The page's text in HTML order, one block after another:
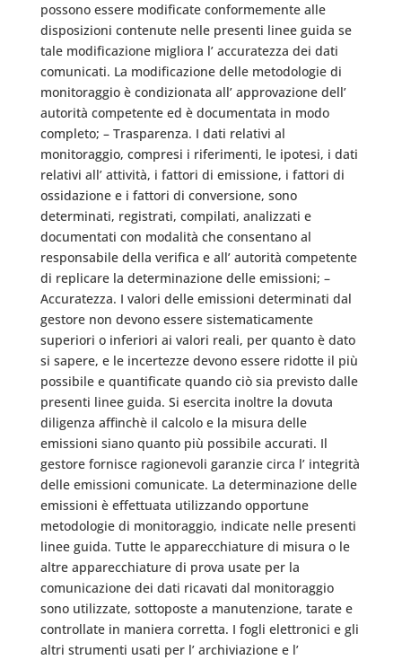
possono essere modificate conformemente alle
disposizioni contenute nelle presenti linee guida se
tale modificazione migliora l’ accuratezza dei dati
comunicati. La modificazione delle metodologie di
monitoraggio è condizionata all’ approvazione dell’
autorità competente ed è documentata in modo
completo; – Trasparenza. I dati relativi al
monitoraggio, compresi i riferimenti, le ipotesi, i dati
relativi all’ attività, i fattori di emissione, i fattori di
ossidazione e i fattori di conversione, sono
determinati, registrati, compilati, analizzati e
documentati con modalità che consentano al
responsabile della verifica e all’ autorità competente
di replicare la determinazione delle emissioni; –
Accuratezza. I valori delle emissioni determinati dal
gestore non devono essere sistematicamente
superiori o inferiori ai valori reali, per quanto è dato
si sapere, e le incertezze devono essere ridotte il più
possibile e quantificate quando ciò sia previsto dalle
presenti linee guida. Si esercita inoltre la dovuta
diligenza affinchè il calcolo e la misura delle
emissioni siano quanto più possibile accurati. Il
gestore fornisce ragionevoli garanzie circa l’ integrità
delle emissioni comunicate. La determinazione delle
emissioni è effettuata utilizzando opportune
metodologie di monitoraggio, indicate nelle presenti
linee guida. Tutte le apparecchiature di misura o le
altre apparecchiature di prova usate per la
comunicazione dei dati ricavati dal monitoraggio
sono utilizzate, sottoposte a manutenzione, tarate e
controllate in maniera corretta. I fogli elettronici e gli
altri strumenti usati per l’ archiviazione e l’